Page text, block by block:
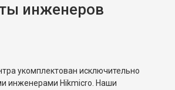
инженеров
укомплектован исключительно
инженерами Hikmicro. Наши